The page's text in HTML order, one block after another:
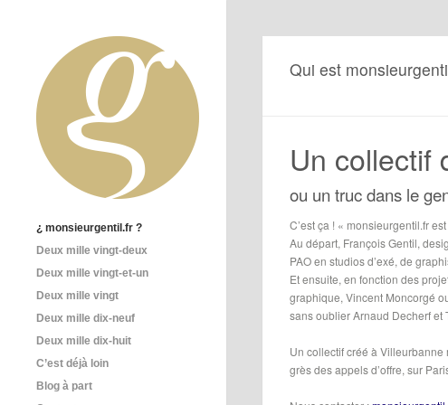
¿ monsieurgentil.fr ?
Deux mille vingt-deux
Deux mille vingt-et-un
Deux mille vingt
Deux mille dix-neuf
Deux mille dix-huit
C’est déjà loin
Blog à part
Qui est
Un collectif
ou un truc dans le
C’est ça ! « monsieurgentil.fr
Au départ, François Gentil,
PAO en studios d’exé, de
Et ensuite, en fonction des
graphique, Vincent Moncorgé
sans oublier Arnaud Decherf et
Un collectif créé à
grès des appels d’offre, sur